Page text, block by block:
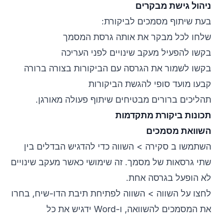
ניהול גישת מבקרים
בעת שיתוף מסמכים לביקורת:
שלחו לכל מבקר את אותה גרסת המסמך
בקשו להפעיל מעקב שינויים לפני העריכה
בקשו לשמור את הגרסה עם הביקורות בצורה ברורה
קבעו מועד סופי להגשת הביקורות
תהליכים ברורים מבטיחים שיתוף פעולה מאורגן.
תכונות ביקורת מתקדמות
השוואת מסמכים
השתמשו ב סקירה > השווה כדי להדגיש הבדלים בין
שתי גרסאות של מסמך. זה שימושי כאשר מעקב שינויים
לא הופעל בגרסה אחת.
לחצו על השווה > השווה לפתיחת תיבת הדו-שיח, בחרו
את המסמכים להשוואה, ו-Word ידגיש את כל